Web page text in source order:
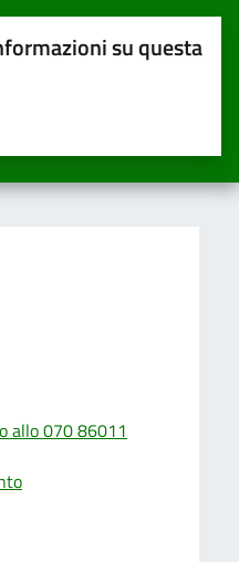
su questa
su 5
allo 070 86011